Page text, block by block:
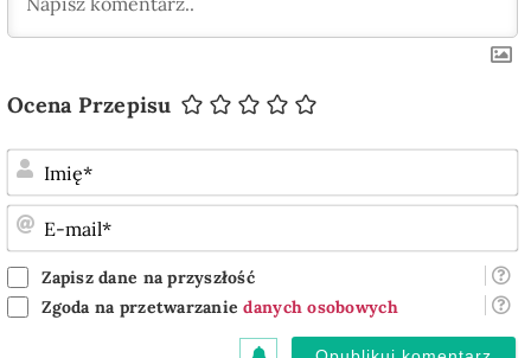
Ocena Przepisu
Zapisz dane na przyszłość
Zgoda na przetwarzaniedanych osobowych